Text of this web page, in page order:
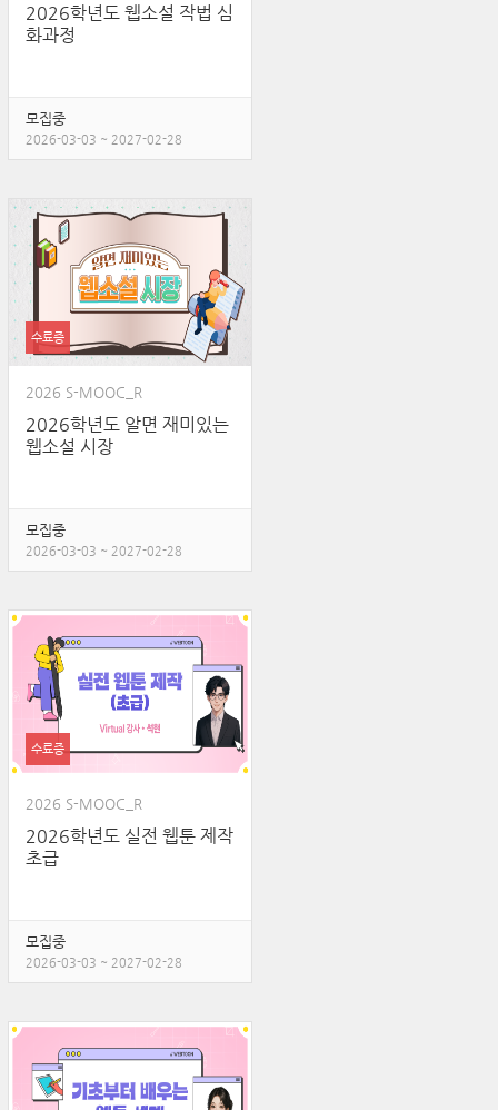
2026학년도 웹소설 작법 심
화과정
모집중
2026-03-03 ~ 2027-02-28
수료증
2026 S-MOOC_R
2026학년도 알면 재미있는
웹소설 시장
모집중
2026-03-03 ~ 2027-02-28
수료증
2026 S-MOOC_R
2026학년도 실전 웹툰 제작
초급
모집중
2026-03-03 ~ 2027-02-28